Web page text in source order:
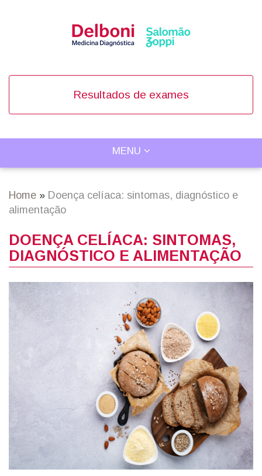
Resultados de exames
TOGGLE
MENU
Breadcrumb
Home
Doença celíaca: sintomas, diagnóstico e
alimentação
DOENÇA CELÍACA: SINTOMAS,
DIAGNÓSTICO E ALIMENTAÇÃO